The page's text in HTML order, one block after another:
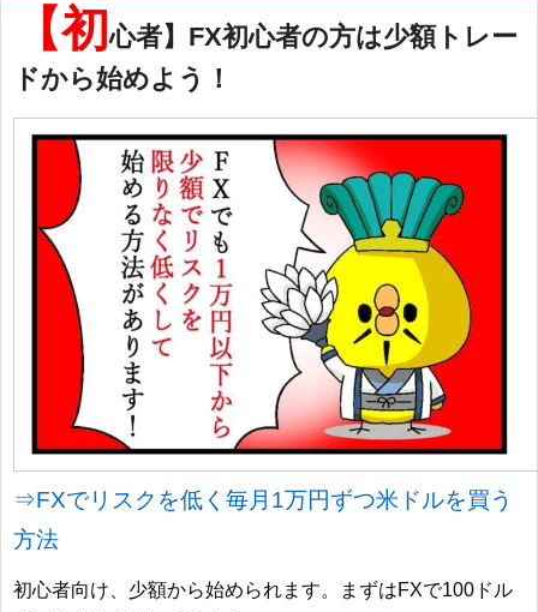
【初心者】FX初心者の方は少額トレー
ドから始めよう！
⇒FXでリスクを低く毎月1万円ずつ米ドルを買う
方法
初心者向け、少額から始められます。まずはFXで100ドル